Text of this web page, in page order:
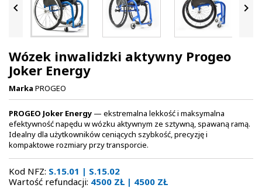
 
Wózek inwalidzki aktywny Progeo
Joker Energy
Marka PROGEO
PROGEO Joker Energy — ekstremalna lekkość i maksymalna
efektywność napędu w wózku aktywnym ze sztywną, spawaną ramą.
Idealny dla użytkowników ceniących szybkość, precyzję i
kompaktowe rozmiary przy transporcie.
Kod NFZ: S.15.01 | S.15.02
Wartość refundacji: 4500 ZŁ | 4500 ZŁ